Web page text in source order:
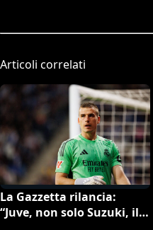
Articoli correlati
La Gazzetta rilancia:
“Juve, non solo Suzuki, il